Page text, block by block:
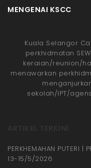
MENGENAI KSCC
Kuala Selangor
perkhidmatan
keraian/reunion/
menawarkan
menganjurkan
sekolah/IPT/
PERKHEMAHAN PUTERI |
13-15/5/2026